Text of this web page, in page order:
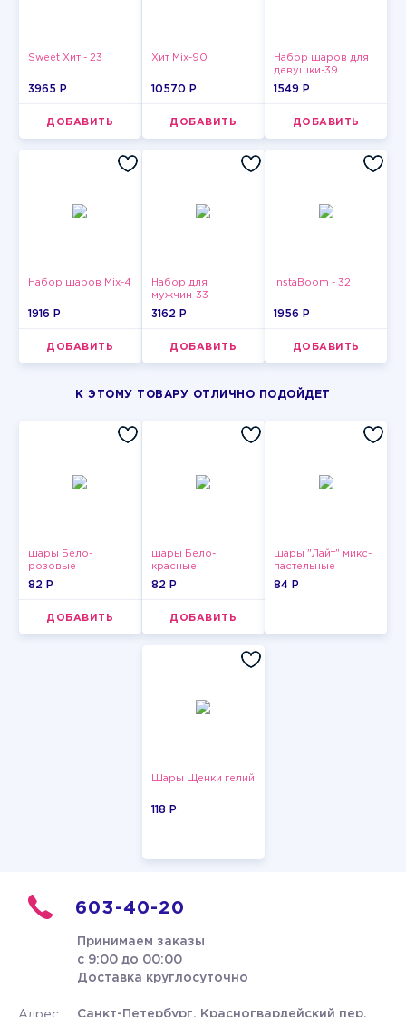
Sweet Хит - 23
3965 P
ДОБАВИТЬ
Хит Mix-90
10570 P
ДОБАВИТЬ
Набор шаров для
девушки-39
1549 P
ДОБАВИТЬ
Набор шаров Mix-4
1916 P
ДОБАВИТЬ
Набор для
мужчин-33
3162 P
ДОБАВИТЬ
InstaBoom - 32
1956 P
ДОБАВИТЬ
К ЭТОМУ ТОВАРУ ОТЛИЧНО ПОДОЙДЕТ
шары Бело-
розовые
пастельные
82 P
ДОБАВИТЬ
шары Бело-
красные
пастельные
82 P
ДОБАВИТЬ
шары "Лайт" микс-
пастельные
84 P
Шары Щенки гелий
118 P
603-40-20
Принимаем заказы
с 9:00 до 00:00
Доставка круглосуточно
Санкт-Петербург, Красногвардейский пер.